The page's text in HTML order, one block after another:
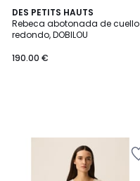
DES PETITS HAUTS
Rebeca abotonada de cuello
redondo, DOBILOU
190.00 €